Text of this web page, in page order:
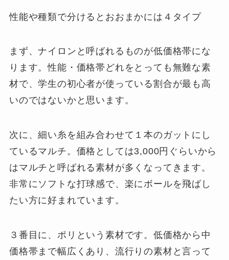
性能や種類で分けるとおおまかには４タイプ
まず、ナイロンと呼ばれるものが低価格帯にな
ります。性能・価格帯どれをとっても無難な素
材で、学生の初心者が使っている割合が最も高
いのではないかと思います。
次に、細い糸を組み合わせて１本のガットにし
ているマルチ。価格としては3,000円ぐらいから
はマルチと呼ばれる素材が多くなってきます。
非常にソフトな打球感で、楽にボールを飛ばし
たい方に好まれています。
３番目に、ポリという素材です。低価格から中
価格帯まで幅広くあり、流行りの素材と言って